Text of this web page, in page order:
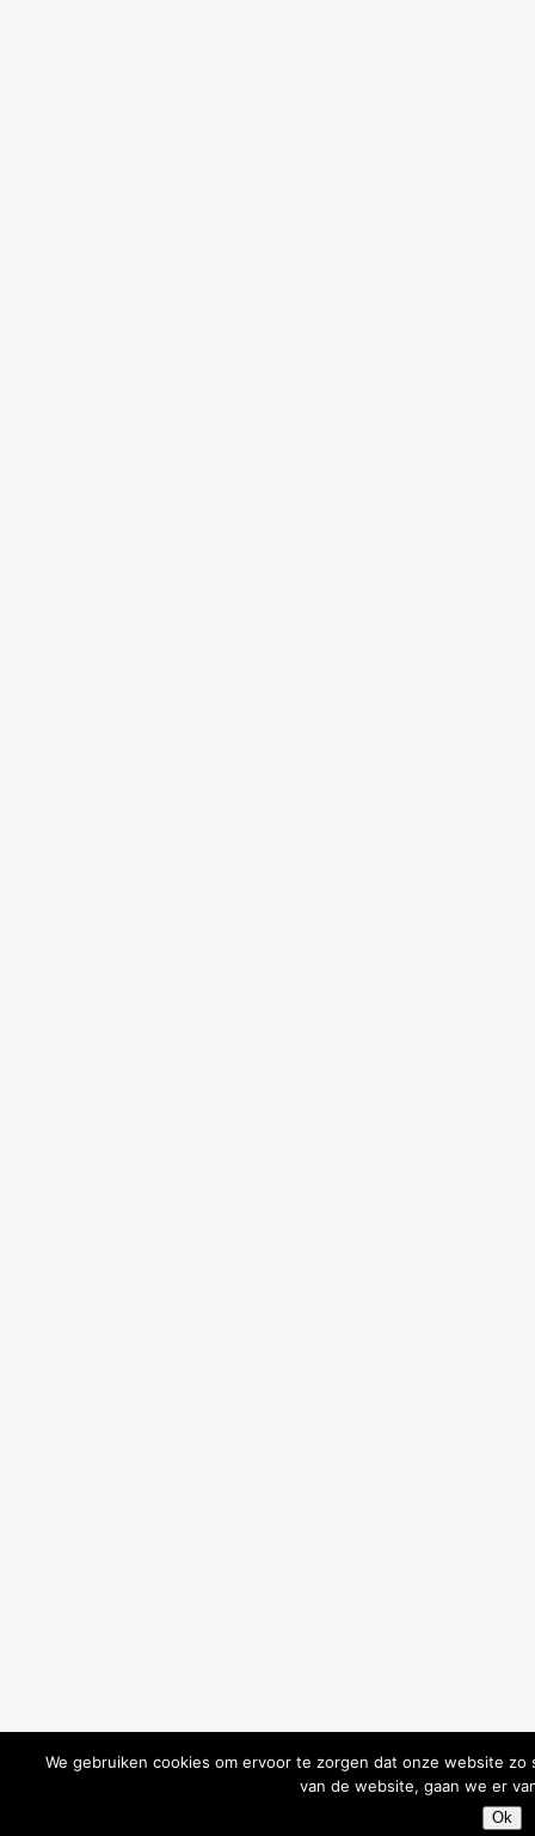
We gebruiken cookies om ervoor te zorgen dat onze website
van de website, gaan we er
Ok